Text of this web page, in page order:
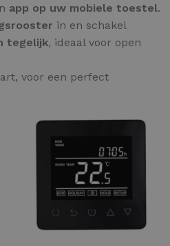
app op uw mobiele toestel.
in en schakel
tegelijk, ideaal voor open
voor een perfect